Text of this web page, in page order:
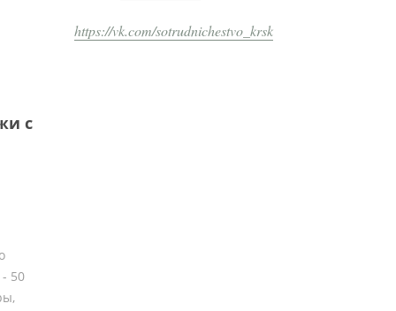
с
50
https://vk.com/sotrudnichestvo_krsk